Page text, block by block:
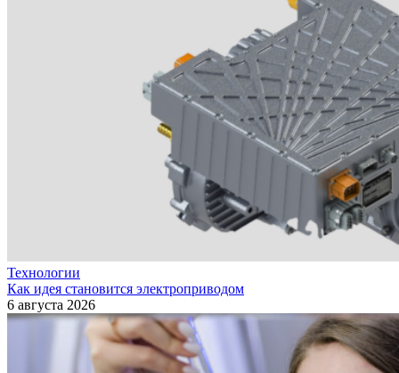
Технологии
Как идея становится электроприводом
6 августа 2026